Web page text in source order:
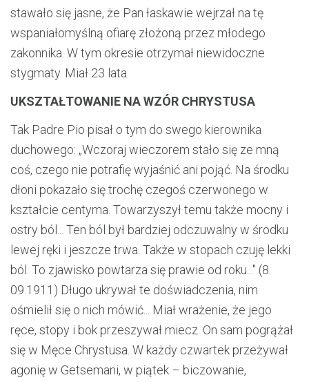
stawało się jasne, że Pan łaskawie wejrzał na tę
wspaniałomyślną ofiarę złożoną przez młodego
zakonnika. W tym okresie otrzymał niewidoczne
stygmaty. Miał 23 lata.
UKSZTAŁTOWANIE NA WZÓR CHRYSTUSA
Tak Padre Pio pisał o tym do swego kierownika
duchowego: „Wczoraj wieczorem stało się ze mną
coś, czego nie potrafię wyjaśnić ani pojąć. Na środku
dłoni pokazało się trochę czegoś czerwonego w
kształcie centyma. Towarzyszył temu także mocny i
ostry ból... Ten ból był bardziej odczuwalny w środku
lewej ręki i jeszcze trwa. Także w stopach czuję lekki
ból. To zjawisko powtarza się prawie od roku..." (8.
09.1911) Długo ukrywał te doświadczenia, nim
ośmielił się o nich mówić... Miał wrażenie, że jego
ręce, stopy i bok przeszywał miecz. On sam pogrążał
się w Męce Chrystusa. W każdy czwartek przeżywał
agonię w Getsemani, w piątek – biczowanie,